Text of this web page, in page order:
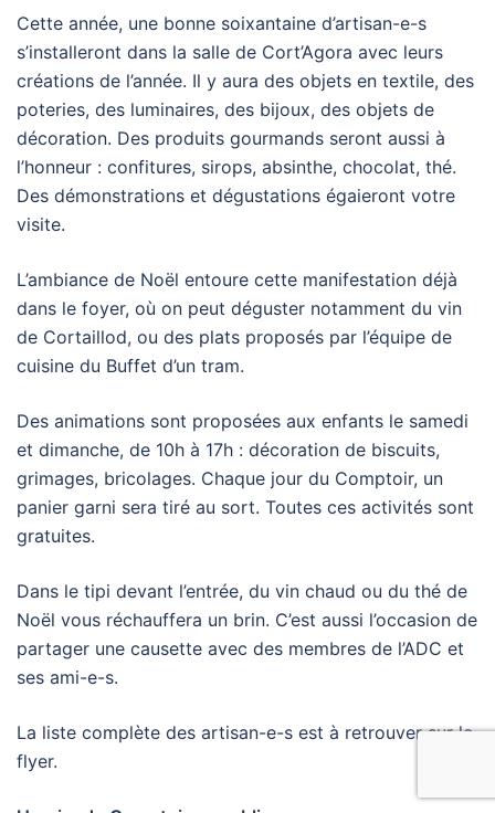
Cette année, une bonne soixantaine d’artisan-e-s
s’installeront dans la salle de Cort’Agora avec leurs
créations de l’année. Il y aura des objets en textile, des
poteries, des luminaires, des bijoux, des objets de
décoration. Des produits gourmands seront aussi à
l’honneur : confitures, sirops, absinthe, chocolat, thé.
Des démonstrations et dégustations égaieront votre
visite.
L’ambiance de Noël entoure cette manifestation déjà
dans le foyer, où on peut déguster notamment du vin
de Cortaillod, ou des plats proposés par l’équipe de
cuisine du Buffet d’un tram.
Des animations sont proposées aux enfants le samedi
et dimanche, de 10h à 17h : décoration de biscuits,
grimages, bricolages. Chaque jour du Comptoir, un
panier garni sera tiré au sort. Toutes ces activités sont
gratuites.
Dans le tipi devant l’entrée, du vin chaud ou du thé de
Noël vous réchauffera un brin. C’est aussi l’occasion de
partager une causette avec des membres de l’ADC et
ses ami-e-s.
La liste complète des artisan-e-s est à retrouver sur le
flyer.